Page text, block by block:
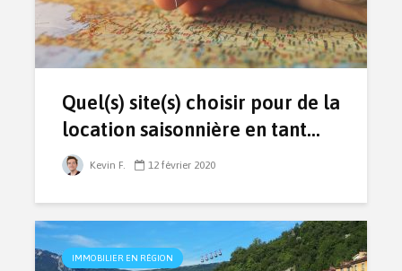
Quel(s) site(s) choisir pour de la
location saisonnière en tant...
Kevin F. 12 février 2020
IMMOBILIER EN RÉGION